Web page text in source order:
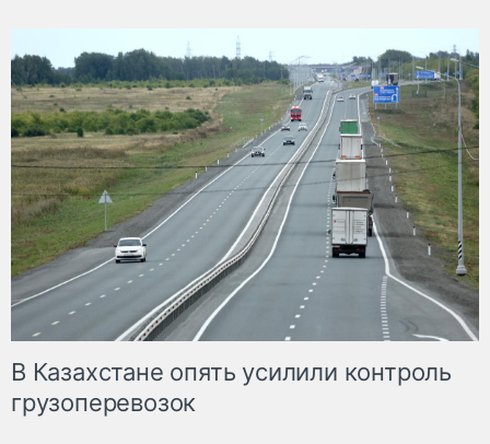
В Казахстане опять усилили контроль
грузоперевозок